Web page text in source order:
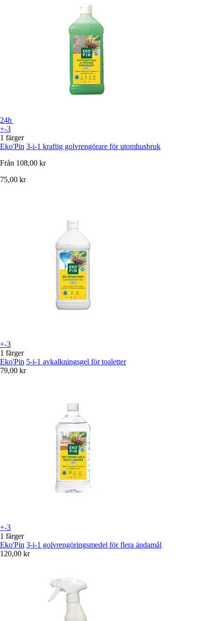
24h
+-3
1 färger
Eko'Pin 3-i-1 kraftig golvrengörare för utomhusbruk
Från 108,00 kr
75,00 kr
+-3
1 färger
Eko'Pin 5-i-1 avkalkningsgel för toaletter
79,00 kr
+-3
1 färger
Eko'Pin 3-i-1 golvrengöringsmedel för flera ändamål
120,00 kr